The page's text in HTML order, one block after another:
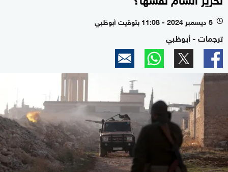
l 5 ديسمبر 2024 - 11:08 بتوقيت أبوظبي
ترجمات - أبوظبي